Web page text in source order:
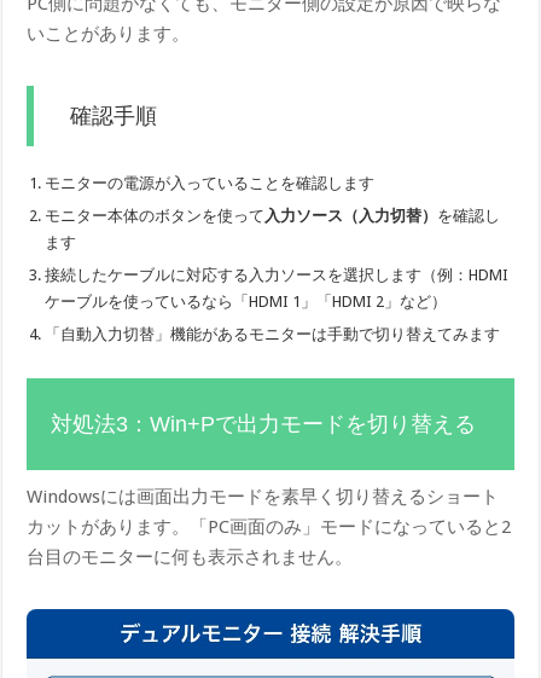
いことがあります。
確認手順
モニターの電源が入っていることを確認します
モニター本体のボタンを使って 入力ソース（入力切替） を確認し
ます
接続したケーブルに対応する入力ソースを選択します（例：HDMI
ケーブルを使っているなら「HDMI 1」「HDMI 2」など）
「自動入力切替」機能があるモニターは手動で切り替えてみます
対処法3：Win+Pで出力モードを切り替える
Windowsには画面出力モードを素早く切り替えるショート
カットがあります。「PC画面のみ」モードになっていると2
台目のモニターに何も表示されません。